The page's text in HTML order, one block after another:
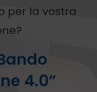
per la vostra
4.0”